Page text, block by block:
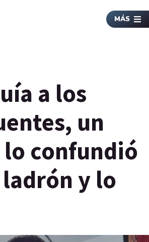
MÁS
a los
un
confundió
y lo